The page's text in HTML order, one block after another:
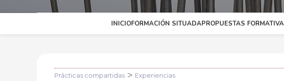
INICIOFORMACIÓN SITUADAPROPUESTAS
Prácticas compartidas> Experiencias